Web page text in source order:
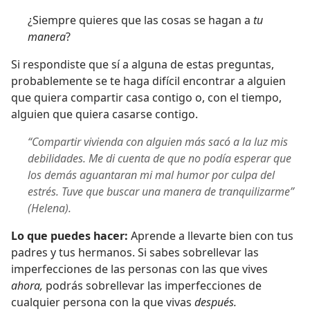
¿Siempre quieres que las cosas se hagan a tu
manera?
Si respondiste que sí a alguna de estas preguntas,
probablemente se te haga difícil encontrar a alguien
que quiera compartir casa contigo o, con el tiempo,
alguien que quiera casarse contigo.
“Compartir vivienda con alguien más sacó a la luz mis
debilidades. Me di cuenta de que no podía esperar que
los demás aguantaran mi mal humor por culpa del
estrés. Tuve que buscar una manera de tranquilizarme”
(Helena).
Lo que puedes hacer: Aprende a llevarte bien con tus
padres y tus hermanos. Si sabes sobrellevar las
imperfecciones de las personas con las que vives
ahora, podrás sobrellevar las imperfecciones de
cualquier persona con la que vivas después.